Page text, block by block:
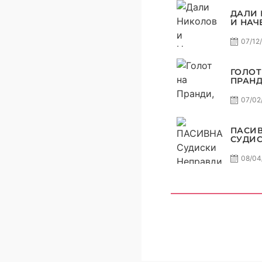
ДАЛИ
И
ШТО
СЕ
07/
ЏИМ И
НЕКОЈА
САМО
07/
СЛАВЕ
08/